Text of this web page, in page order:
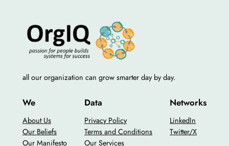
all our organization can grow smarter day by day.
We
About Us
Our Beliefs
Our Manifesto
Data
Privacy Policy
Terms and Conditions
Our Services
Networks
LinkedIn
Twitter/X